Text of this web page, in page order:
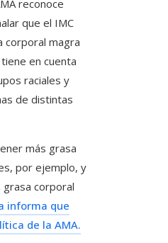
reconoce
que el IMC
corporal magra
en cuenta
raciales y
de distintas
más grasa
por ejemplo, y
corporal
informa que
de la AMA.